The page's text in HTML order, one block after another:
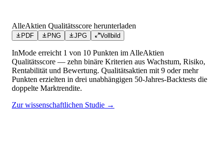
AlleAktien Qualitätsscore herunterladen
PDF PNG JPG Vollbild
InMode erreicht 1 von 10 Punkten im AlleAktien
Qualitätsscore — zehn binäre Kriterien aus Wachstum, Risiko,
Rentabilität und Bewertung. Qualitätsaktien mit 9 oder mehr
Punkten erzielten in drei unabhängigen 50-Jahres-Backtests die
doppelte Marktrendite.
Zur wissenschaftlichen Studie →